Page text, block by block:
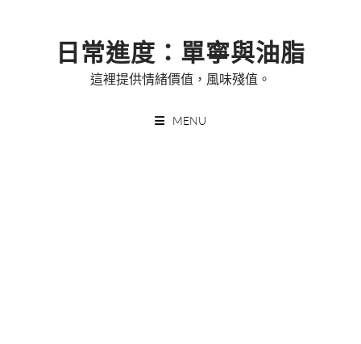
日常進度：單寧與油脂
這裡提供情緒價值，風味殘值。
MENU